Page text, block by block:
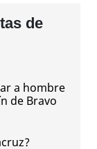
de
a hombre
de Bravo